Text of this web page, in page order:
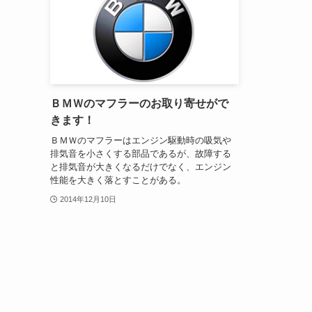
ＢＭＷのマフラーのお取り寄せがで
きます！
ＢＭＷのマフラーはエンジン駆動時の吸気や
排気音を小さくする部品であるが、故障する
と排気音が大きくなるだけでなく、エンジン
性能を大きく落とすことがある。
2014年12月10日